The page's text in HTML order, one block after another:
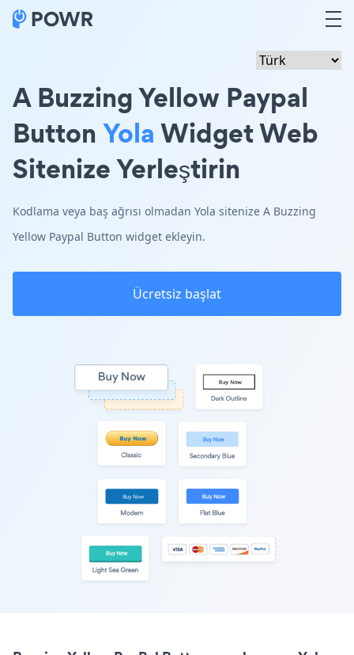
A Buzzing Yellow Paypal
ButtonYolaWidget Web
Sitenize Yerleştirin
Kodlama veya baş ağrısı olmadan Yola sitenize A Buzzing
Yellow Paypal Button widget ekleyin.
Ücretsiz başlat